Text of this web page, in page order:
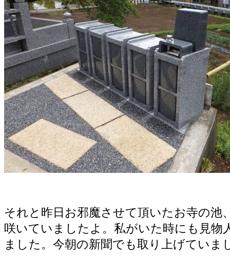
それと昨日お邪魔させて頂いたお寺の池
咲いていましたよ。私がいた時にも見物
ました。今朝の新聞でも取り上げていま